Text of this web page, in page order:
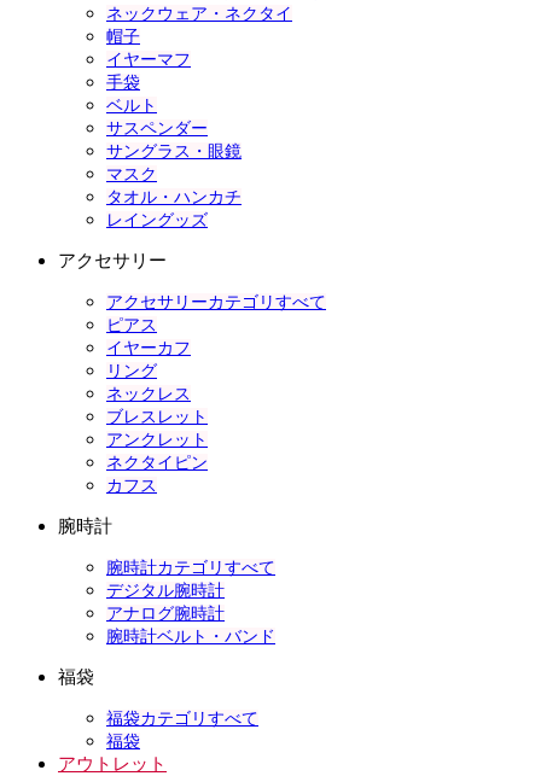
ネックウェア・ネクタイ
帽子
イヤーマフ
手袋
ベルト
サスペンダー
サングラス・眼鏡
マスク
タオル・ハンカチ
レイングッズ
アクセサリー
アクセサリーカテゴリすべて
ピアス
イヤーカフ
リング
ネックレス
ブレスレット
アンクレット
ネクタイピン
カフス
腕時計
腕時計カテゴリすべて
デジタル腕時計
アナログ腕時計
腕時計ベルト・バンド
福袋
福袋カテゴリすべて
福袋
アウトレット